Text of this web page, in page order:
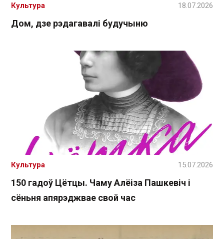
Дом, дзе рэдагавалі будучыню
Культура 18.07.2026
150 гадоў Цётцы. Чаму Алёіза Пашкевіч і
сёньня апярэджвае свой час
Культура 15.07.2026